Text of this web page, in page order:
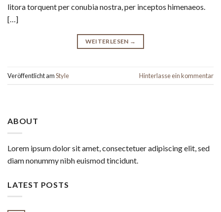
litora torquent per conubia nostra, per inceptos himenaeos.
[…]
WEITERLESEN →
Veröffentlicht amStyle Hinterlasse ein kommentar
ABOUT
Lorem ipsum dolor sit amet, consectetuer adipiscing elit, sed
diam nonummy nibh euismod tincidunt.
LATEST POSTS